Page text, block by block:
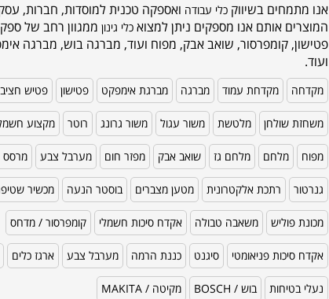
אנו מתמחים בשיווקכלי עבודה ואספקה טכנית למוסדות, חברות,
המוצרים אותם אנו מספקים ניתן למצואכלי גינון ממגוון רחב של
פטישון, קומפרסור, שואב אבק, מפוח ועוד, מברגה בוש, מברגה
ועוד.
מקדחה מקדחת עמוד מברגה מברגת אימפקט פטישון פטיש
משחזת שולחן מלטשת משור עגול משור גרונג רוטר מקצוע
מפוח מלחם מלחם גז שואב אבק מפזר חום מערבל צבע מרסס
גנרטור רתכת אלקטרונית מטען מצברים בוסטר הנעה מכשיר
מכונת פוליש משאבה טבולה אקדח סיכות חשמלי קומפרסור / מדחס
אקדח סיכות פניאומטי סיגנט כננת הרמה מערבל צבע ארגז כלים
נעלי בטיחות בוש / BOSCH מקיטה / MAKITA